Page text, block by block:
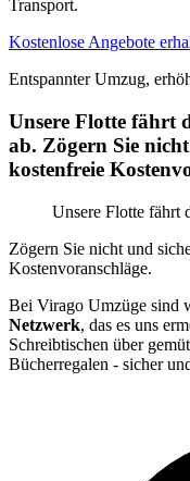
Transport.
Kostenlose Angebote
Entspannter Umzug,
Unsere Flotte fährt
ab. Zögern Sie
kostenfreie
Unsere Flotte fährt
Zögern Sie nicht und
Kostenvoranschläge.
Bei Virago Umzüge sind
Netzwerk, das es uns
Schreibtischen über
Bücherregalen - sicher